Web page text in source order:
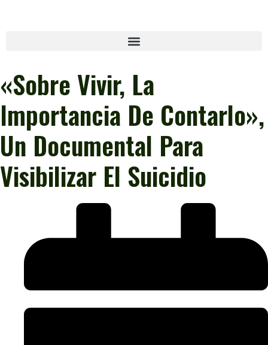
«Sobre Vivir, La
Importancia De Contarlo»,
Un Documental Para
Visibilizar El Suicidio